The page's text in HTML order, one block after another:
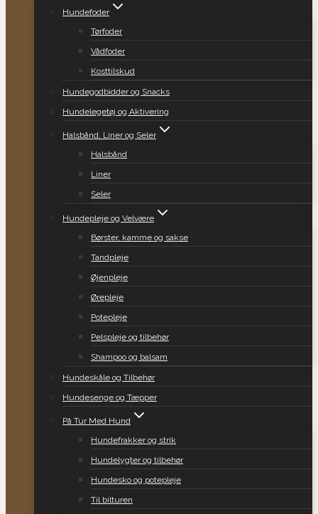
Hundefoder
Tørfoder
Vådfoder
Kosttilskud
Hundegodbidder og Snacks
Hundelegetøj og Aktivering
Halsbånd, Liner og Seler
Halsbånd
Liner
Seler
Hundepleje og Velvære
Børster, kamme og sakse
Tandpleje
Øjenpleje
Ørepleje
Potepleje
Pelspleje og tilbehør
Shampoo og balsam
Hundeskåle og Tilbehør
Hundesenge og Tæpper
På Tur Med Hund
Hundefrakker og strik
Hundelygter og tilbehør
Hundesko og potepleje
Til bilturen